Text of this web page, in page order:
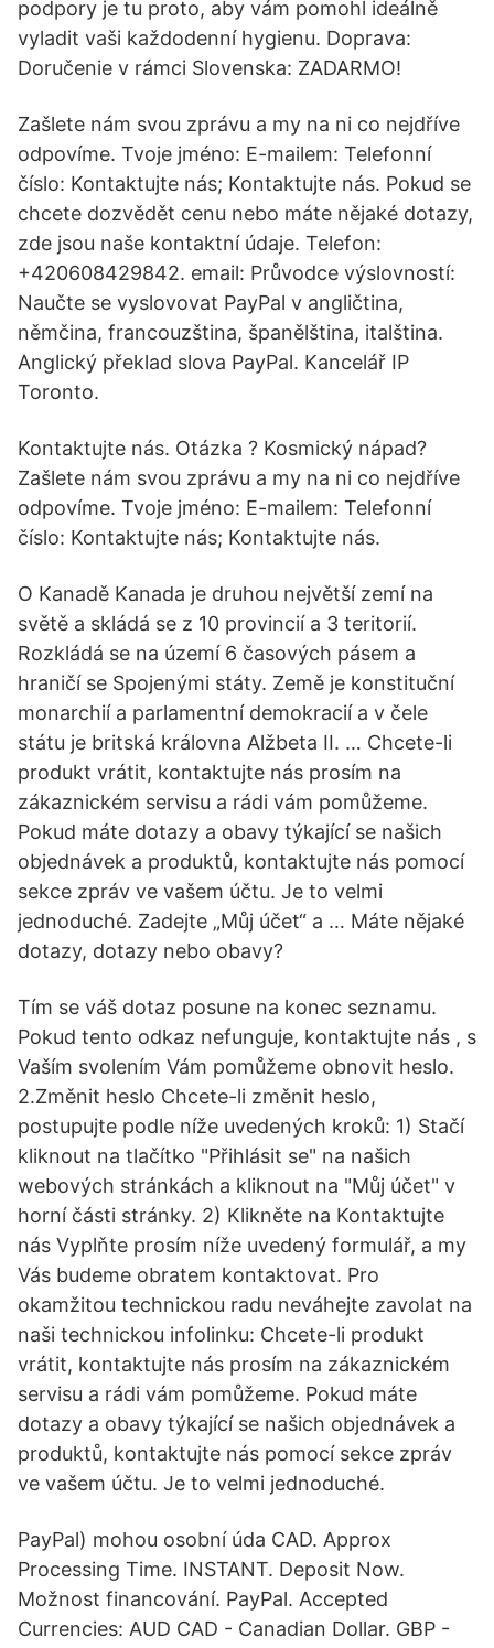
podpory je tu proto, aby vám pomohl ideálně
vyladit vaši každodenní hygienu. Doprava:
Doručenie v rámci Slovenska: ZADARMO!
Zašlete nám svou zprávu a my na ni co nejdříve
odpovíme. Tvoje jméno: E-mailem: Telefonní
číslo: Kontaktujte nás; Kontaktujte nás. Pokud se
chcete dozvědět cenu nebo máte nějaké dotazy,
zde jsou naše kontaktní údaje. Telefon:
+420608429842. email: Průvodce výslovností:
Naučte se vyslovovat PayPal v angličtina,
němčina, francouzština, španělština, italština.
Anglický překlad slova PayPal. Kancelář IP
Toronto.
Kontaktujte nás. Otázka ? Kosmický nápad?
Zašlete nám svou zprávu a my na ni co nejdříve
odpovíme. Tvoje jméno: E-mailem: Telefonní
číslo: Kontaktujte nás; Kontaktujte nás.
O Kanadě Kanada je druhou největší zemí na
světě a skládá se z 10 provincií a 3 teritorií.
Rozkládá se na území 6 časových pásem a
hraničí se Spojenými státy. Země je konstituční
monarchií a parlamentní demokracií a v čele
státu je britská královna Alžbeta II. … Chcete-li
produkt vrátit, kontaktujte nás prosím na
zákaznickém servisu a rádi vám pomůžeme.
Pokud máte dotazy a obavy týkající se našich
objednávek a produktů, kontaktujte nás pomocí
sekce zpráv ve vašem účtu. Je to velmi
jednoduché. Zadejte „Můj účet“ a … Máte nějaké
dotazy, dotazy nebo obavy?
Tím se váš dotaz posune na konec seznamu.
Pokud tento odkaz nefunguje, kontaktujte nás , s
Vaším svolením Vám pomůžeme obnovit heslo.
2.Změnit heslo Chcete-li změnit heslo,
postupujte podle níže uvedených kroků: 1) Stačí
kliknout na tlačítko "Přihlásit se" na našich
webových stránkách a kliknout na "Můj účet" v
horní části stránky. 2) Klikněte na Kontaktujte
nás Vyplňte prosím níže uvedený formulář, a my
Vás budeme obratem kontaktovat. Pro
okamžitou technickou radu neváhejte zavolat na
naši technickou infolinku: Chcete-li produkt
vrátit, kontaktujte nás prosím na zákaznickém
servisu a rádi vám pomůžeme. Pokud máte
dotazy a obavy týkající se našich objednávek a
produktů, kontaktujte nás pomocí sekce zpráv
ve vašem účtu. Je to velmi jednoduché.
PayPal) mohou osobní úda CAD. Approx
Processing Time. INSTANT. Deposit Now.
Možnost financování. PayPal. Accepted
Currencies: AUD CAD - Canadian Dollar. GBP -